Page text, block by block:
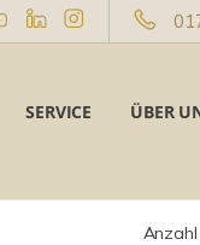
SERVICE ÜBER